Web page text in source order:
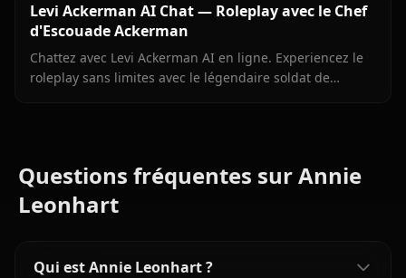
Levi Ackerman AI Chat — Roleplay avec le Chef
d'Escouade Ackerman
Chattez avec Levi Ackerman AI en ligne. Experiencez le
roleplay sans limites avec le légendaire soldat de
Questions fréquentes sur Annie
Leonhart
Qui est Annie Leonhart ?